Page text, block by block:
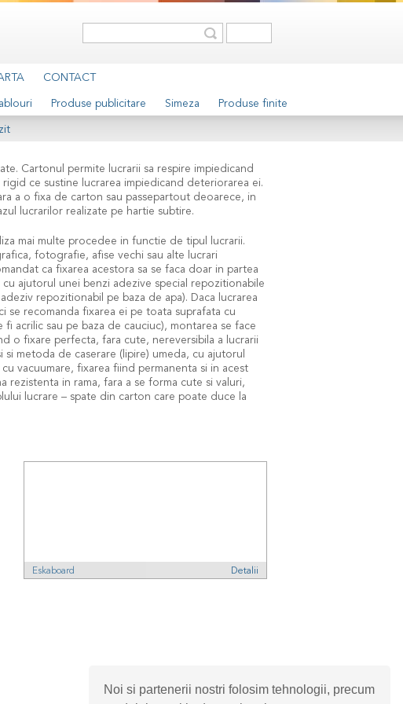
Noi si partenerii nostri folosim tehnologii, precum
Produse publicitare Simeza Produse finite
CONTACT
Cartonul permite lucrarii sa respire impiedicand
ce sustine lucrarea impiedicand deteriorarea ei.
a o fixa de carton sau passepartout deoarece, in
lucrarilor realizate pe hartie subtire.
mai multe procedee in functie de tipul lucrarii.
fotografie, afise vechi sau alte lucrari
ca fixarea acestora sa se faca doar in partea
ajutorul unei benzi adezive special repozitionabile
repozitionabil pe baza de apa). Daca lucrarea
se recomanda fixarea ei pe toata suprafata cu
acrilic sau pe baza de cauciuc), montarea se face
o fixare perfecta, fara cute, nereversibila a lucrarii
metoda de caserare (lipire) umeda, cu ajutorul
vacuumare, fixarea fiind permanenta si in acest
rezistenta in rama, fara a se forma cute si valuri,
lucrare – spate din carton care poate duce la
Detalii
Eskaboard